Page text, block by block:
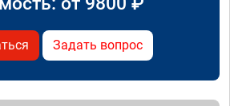
Задать вопрос